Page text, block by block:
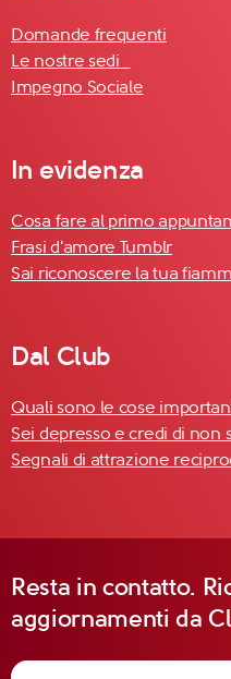
Domande frequenti
Le nostre sedi
Impegno Sociale
In evidenza
Cosa fare al primo
Frasi d'amore Tumblr
Sai riconoscere la tua
Dal Club
Quali sono le cose
Sei depresso e credi di non
Segnali di attrazione
Resta in contatto.
aggiornamenti da